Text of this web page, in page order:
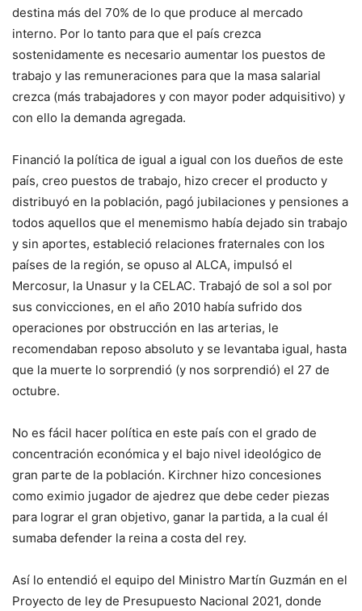
destina más del 70% de lo que produce al mercado
interno. Por lo tanto para que el país crezca
sostenidamente es necesario aumentar los puestos de
trabajo y las remuneraciones para que la masa salarial
crezca (más trabajadores y con mayor poder adquisitivo) y
con ello la demanda agregada.
Financió la política de igual a igual con los dueños de este
país, creo puestos de trabajo, hizo crecer el producto y
distribuyó en la población, pagó jubilaciones y pensiones a
todos aquellos que el menemismo había dejado sin trabajo
y sin aportes, estableció relaciones fraternales con los
países de la región, se opuso al ALCA, impulsó el
Mercosur, la Unasur y la CELAC. Trabajó de sol a sol por
sus convicciones, en el año 2010 había sufrido dos
operaciones por obstrucción en las arterias, le
recomendaban reposo absoluto y se levantaba igual, hasta
que la muerte lo sorprendió (y nos sorprendió) el 27 de
octubre.
No es fácil hacer política en este país con el grado de
concentración económica y el bajo nivel ideológico de
gran parte de la población. Kirchner hizo concesiones
como eximio jugador de ajedrez que debe ceder piezas
para lograr el gran objetivo, ganar la partida, a la cual él
sumaba defender la reina a costa del rey.
Así lo entendió el equipo del Ministro Martín Guzmán en el
Proyecto de ley de Presupuesto Nacional 2021, donde